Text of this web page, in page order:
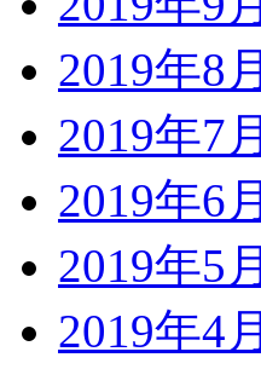
2019年8月
2019年7月
2019年6月
2019年5月
2019年4月